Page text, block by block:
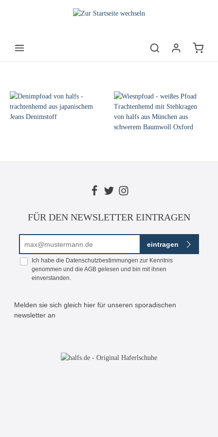
FÜR DEN NEWSLETTER EINTRAGEN
eintragen
Ich habe die Datenschutzbestimmungen zur Kenntnis
genommen und die AGB gelesen und bin mit ihnen
einverstanden.
Melden sie sich gleich hier für unseren sporadischen
newsletter an